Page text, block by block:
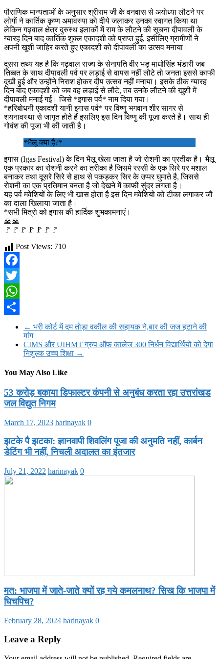
पौराणिक मान्यताओं के अनुसार श्रीराम जी के वनवास से अयोध्या लौटने पर
लोगों ने कार्तिक कृष्ण अमावस्या को दीये जलाकर उनका स्वागत किया था
लेकिन गढ़वाल क्षेत्र दुरुस्थ इलाकों में राम के लौटने की सूचना दीपावली के
ग्यारह दिन बाद कार्तिक शुक्ल एकादशी को प्राप्त हुई, इसीलिए ग्रामीणों ने
अपनी खुशी जाहिर करते हुए एकादशी को दीपावली का उत्सव मनाया।
दूसरा तथ्य यह है कि गढ़वाल राज्य के सेनापति वीर भड़ माधोसिंह भंडारी जब
तिब्बत के साथ दीपावली पर्व पर लड़ाई से वापस नहीं लौटे तो जनता इससे काफी
दुखी हुई और उन्होंने निराश होकर दीप उत्सव नहीं मनाया। इसके ठीक ग्यारह
दिन बाद एकादशी को जब वह लड़ाई से लौटे, तब उनके लौटने की खुशी में
दीपावली मनाई गई। जिसे *इगास पर्व* नाम दिया गया।
*हरिबोधनी एकादशी यानी इगास पर्व* पर विष्णु भगवान शीर सागर से
शयनावस्था से जागृत होते हैं इसलिए इस दिन विष्णु की पूजा करते है। साथ ही
गोवंश की पूजा भी की जाती है।
*भैलू क्या है?*
इगास (Igas Festival) के दिन भैलू खेला जाता है जो रोशनी का प्रतीक है। भैलू
एक प्रकार का रोशनी करने का तरीका है जिसमे रस्सी के एक सिरे पर मशाल
बनाकर तथा दूसरे सिरे से हाथ से पकड़कर सिर के उप्पर घुमाते है, जिससे
रोशनी का एक प्रतिमान बनता है जो देखने में काफी सुंदर लगता है।
यह पर्व मवेशियों के लिए भी खास होता है इस दिन मवेशियो को टीका लगाकर जौ
का दाला खिलाया जाता है।
*सभी मित्रो को इगास की हार्दिक शुभकामनाएं।
🙏🙏
🚩🚩🚩🚩🚩🚩🚩
Post Views: 710
Facebook
Twitter
WhatsApp
← भरी कोर्ट में दम तोड़ा वकील की सहायक ने,बार की जज हटाने की
मांग
CIMS और UIHMT ग्रुप ऑफ कालेज 300 निर्धन विद्यार्थियों को देगा
निशुल्क उच्च शिक्षा →
You May Also Like
53 करोड़ बकाया डिफाल्टर कंपनी से अनुबंध करता रहा उत्तरांखड
जल विद्युत निगम
March 17, 2023 harinayak 0
झटके पै झटका: ज्ञानवापी शिवलिंग पूजा की अनुमति नहीं, कार्बन
डेटिंग भी नहीं, निचली अदालत का इंतजार
July 21, 2022 harinayak 0
मत: भाजपा में जाते-जाते क्यों रह गये कमलनाथ? सिख कि भाजपा में
घिचपिच?
February 28, 2024 harinayak 0
Leave a Reply